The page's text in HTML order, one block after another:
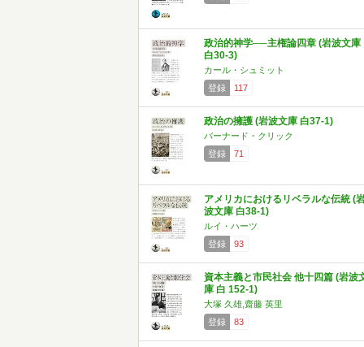
政治的神学──主権論四章 (岩波文庫
白30-3)
カール・シュミット
登録
117
政治の擁護 (岩波文庫 白37-1)
バーナード・クリック
登録
71
アメリカにおけるリベラルな伝統 (
波文庫 白38-1)
ルイ・ハーツ
登録
93
資本主義と市民社会 他十四篇 (岩波
庫 白 152-1)
大塚 久雄,齋藤 英里
登録
83